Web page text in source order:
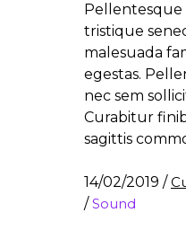
tristique
malesuada
egestas.
nec sem
Curabitur
sagittis
14/02/2019 /
/Sound